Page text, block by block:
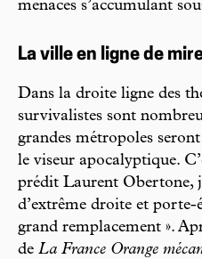
menaces s’accumulant
La ville en ligne de
Dans la droite ligne des
survivalistes sont
grandes métropoles
le viseur apocalyptique.
prédit Laurent Obertone,
d’extrême droite et porte-
grand remplacement ».
de La France Orange